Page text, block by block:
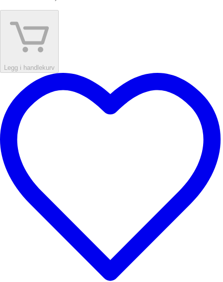
Legg i handlekurv